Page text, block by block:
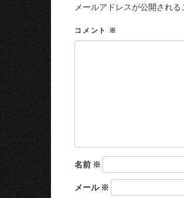
メールアドレスが公開される
コメント ※
名前 ※
メール※